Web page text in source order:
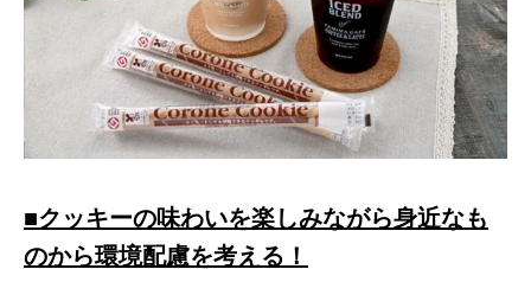
■クッキーの味わいを楽しみながら身近なも
のから環境配慮を考える！